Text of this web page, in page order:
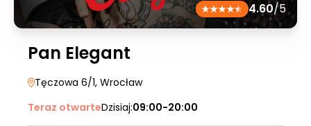
4.60/5
Pan Elegant
Tęczowa 6/1, Wrocław
Teraz otwarteDzisiaj:09:00-20:00